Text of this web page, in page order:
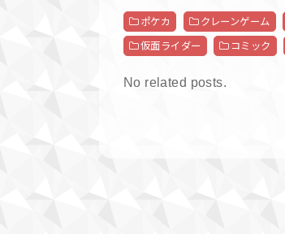
ポケカ クレーンゲーム
仮面ライダー コミック
No related posts.